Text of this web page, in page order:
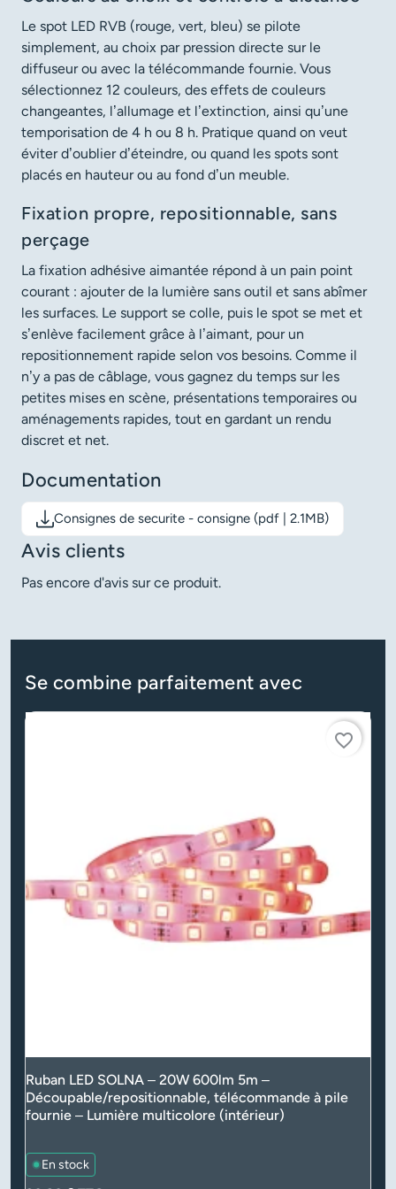
Le spot LED RVB (rouge, vert, bleu) se pilote
simplement, au choix par pression directe sur le
diffuseur ou avec la télécommande fournie. Vous
sélectionnez 12 couleurs, des effets de couleurs
changeantes, l’allumage et l’extinction, ainsi qu’une
temporisation de 4 h ou 8 h. Pratique quand on veut
éviter d’oublier d’éteindre, ou quand les spots sont
placés en hauteur ou au fond d’un meuble.
Fixation propre, repositionnable, sans
perçage
La fixation adhésive aimantée répond à un pain point
courant : ajouter de la lumière sans outil et sans abîmer
les surfaces. Le support se colle, puis le spot se met et
s’enlève facilement grâce à l’aimant, pour un
repositionnement rapide selon vos besoins. Comme il
n’y a pas de câblage, vous gagnez du temps sur les
petites mises en scène, présentations temporaires ou
aménagements rapides, tout en gardant un rendu
discret et net.
Documentation
Consignes de securite - consigne (pdf | 2.1MB)
Télécharger le document: Consignes de securite - consigne
Avis clients
Pas encore d'avis sur ce produit.
Se combine parfaitement avec
favorite_border
Ruban LED SOLNA – 20W 600lm 5m –
Découpable/repositionnable, télécommande à pile
fournie – Lumière multicolore (intérieur)
En stock